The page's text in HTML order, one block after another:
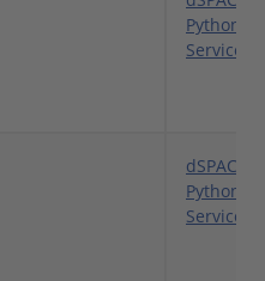
Python
Service
dSPACE
Python
Service